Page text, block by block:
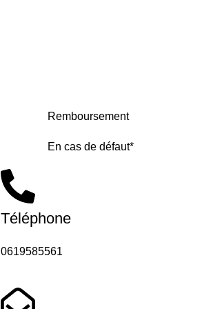
Remboursement
En cas de défaut*
Téléphone
0619585561